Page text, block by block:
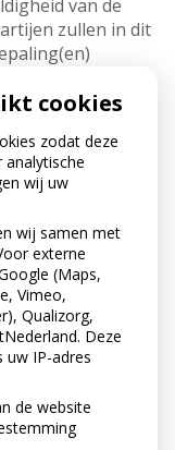
van de
zullen in dit
mogelijk is
bepaling
haar rechten en
te dragen aan
zijn alleen
Mondzorg
deze
de praktijk.
cookies
zodat deze
analytische
wij uw
wij samen met
externe
(Maps,
Vimeo,
Qualizorg,
Deze
uw IP-adres
de website